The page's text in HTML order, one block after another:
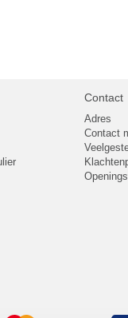
Contact
Adres
Contact